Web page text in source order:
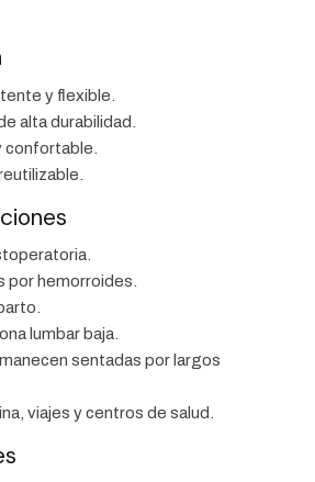
y flexible.
alta durabilidad.
confortable.
por hemorroides.
lumbar baja.
sentadas por largos
viajes y centros de salud.